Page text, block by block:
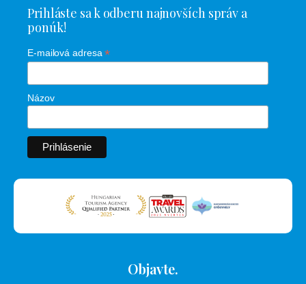
Prihláste sa k odberu najnovších správ a
ponúk!
E-mailová adresa*
Názov
Objavte.